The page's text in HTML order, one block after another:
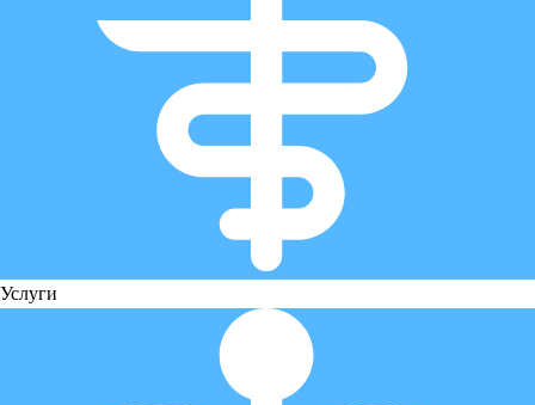
Услуги